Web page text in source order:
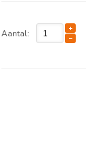
Aantal: